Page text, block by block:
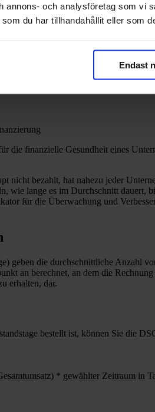
annons- och analysföretag som vi
du har tillhandahållit eller som
Endast
Vorteile für
– So
die finanzielle Gesundheit eines
nicht bezahlt, hat nahezu jeder
wie lange es im Durchschnitt dauert,
für die Überwachung und
geben die durchschnittliche Anzahl
an berechnet, an dem die
erhalten, dar.
bestellt ist, können Sie die
* gewählter Zeitraum in